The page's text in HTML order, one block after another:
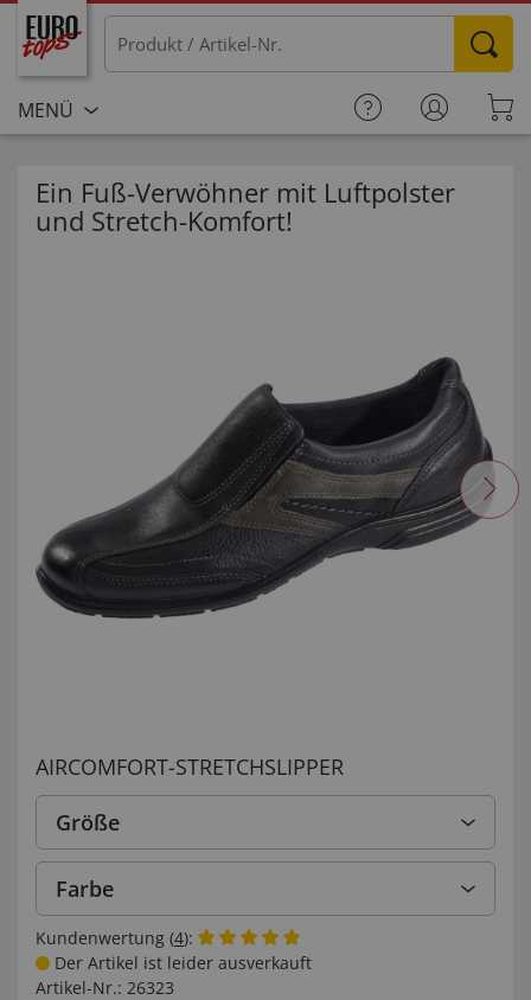
MENÜ
Ein Fuß-Verwöhner mit Luftpolster
und Stretch-Komfort!
AIRCOMFORT-STRETCHSLIPPER
Größe
Farbe
Kundenwertung (4):
Der Artikel ist leider ausverkauft
Artikel-Nr.: 26323